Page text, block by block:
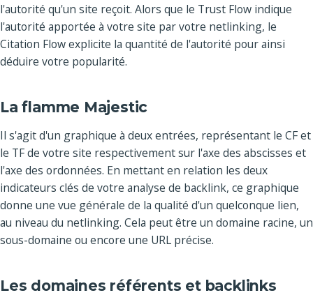
l'autorité qu'un site reçoit. Alors que le Trust Flow indique
l'autorité apportée à votre site par votre netlinking, le
Citation Flow explicite la quantité de l'autorité pour ainsi
déduire votre popularité.
La flamme Majestic
Il s'agit d'un graphique à deux entrées, représentant le CF et
le TF de votre site respectivement sur l'axe des abscisses et
l'axe des ordonnées. En mettant en relation les deux
indicateurs clés de votre analyse de backlink, ce graphique
donne une vue générale de la qualité d'un quelconque lien,
au niveau du netlinking. Cela peut être un domaine racine, un
sous-domaine ou encore une URL précise.
Les domaines référents et backlinks